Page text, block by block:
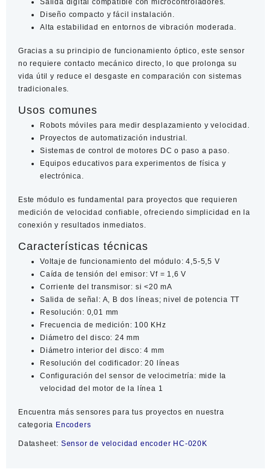
Diseño compacto y fácil instalación.
Alta estabilidad en entornos de vibración moderada.
Gracias a su principio de funcionamiento óptico, este sensor
no requiere contacto mecánico directo, lo que prolonga su
vida útil y reduce el desgaste en comparación con sistemas
tradicionales.
Usos comunes
Robots móviles para medir desplazamiento y velocidad.
Proyectos de automatización industrial.
Sistemas de control de motores DC o paso a paso.
Equipos educativos para experimentos de física y
electrónica.
Este módulo es fundamental para proyectos que requieren
medición de velocidad confiable, ofreciendo simplicidad en la
conexión y resultados inmediatos.
Características técnicas
Voltaje de funcionamiento del módulo: 4,5-5,5 V
Caída de tensión del emisor: Vf = 1,6 V
Corriente del transmisor: si <20 mA
Salida de señal : A, B dos líneas; nivel de potencia TT
Resolución : 0,01 mm
Frecuencia de medición : 100 KHz
Diámetro del disco: 24 mm
Diámetro interior del disco: 4 mm
Resolución del codificador: 20 líneas
Configuración del sensor de velocimetría : mide la
velocidad del motor de la línea 1
Encuentra más sensores para tus proyectos en nuestra
categoria Encoders
Datasheet: Sensor de velocidad encoder HC-020K